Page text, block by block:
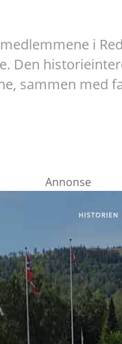
i
Den
sammen med
Annonse